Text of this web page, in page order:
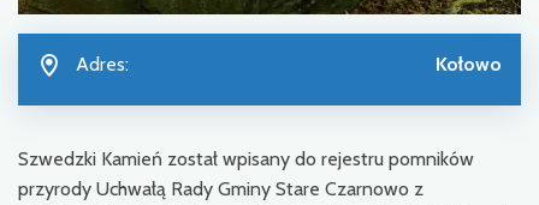
Adres: Kołowo
Szwedzki Kamień został wpisany do rejestru pomników
przyrody Uchwałą Rady Gminy Stare Czarnowo z